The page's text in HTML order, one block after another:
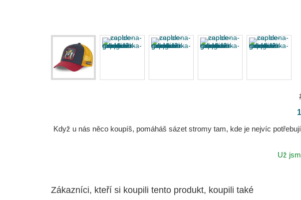
Když u nás něco koupíš, pomáháš sázet stromy tam, kde je nejvíc
Už
Zákazníci, kteří si koupili tento produkt, koupili také